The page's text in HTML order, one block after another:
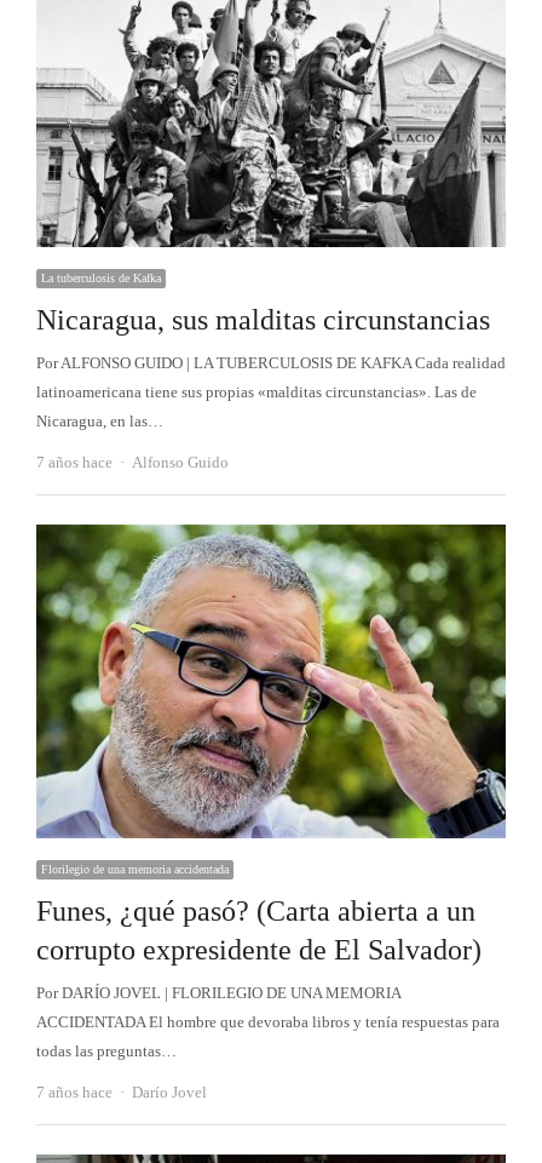
La tuberculosis de Kafka
Nicaragua, sus malditas circunstancias
Por ALFONSO GUIDO | LA TUBERCULOSIS DE KAFKA Cada realidad
latinoamericana tiene sus propias «malditas circunstancias». Las de
Nicaragua, en las…
7 años hace Autor
Alfonso Guido
Florilegio de una memoria accidentada
Funes, ¿qué pasó? (Carta abierta a un
corrupto expresidente de El Salvador)
Por DARÍO JOVEL | FLORILEGIO DE UNA MEMORIA
ACCIDENTADA El hombre que devoraba libros y tenía respuestas para
todas las preguntas…
7 años hace Autor
Darío Jovel